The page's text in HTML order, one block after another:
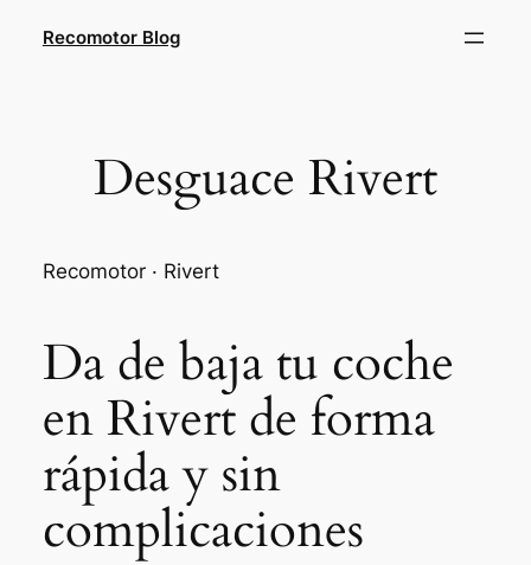
Recomotor Blog
Desguace Rivert
Recomotor · Rivert
Da de baja tu coche
en Rivert de forma
rápida y sin
complicaciones